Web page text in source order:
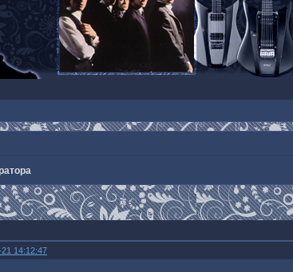
14:12:47